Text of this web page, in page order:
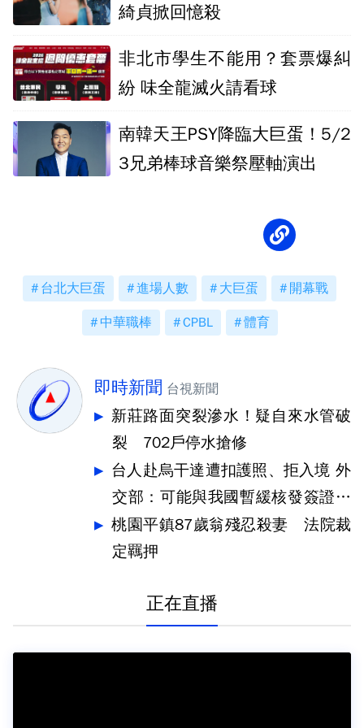
綺貞掀回憶殺
非北市學生不能用？套票爆糾
紛 味全龍滅火請看球
南韓天王PSY降臨大巨蛋！5/2
3兄弟棒球音樂祭壓軸演出
台北大巨蛋 進場人數 大巨蛋 開幕戰
中華職棒 CPBL 體育
即時新聞 台視新聞
新莊路面突裂滲水！疑自來水管破
裂 702戶停水搶修
台人赴烏干達遭扣護照、拒入境 外
交部：可能與我國暫緩核發簽證有
關
桃園平鎮87歲翁殘忍殺妻 法院裁
定羈押
正在直播